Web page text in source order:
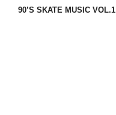
90’S SKATE MUSIC VOL.1